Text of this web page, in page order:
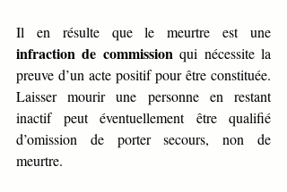
infraction de commission qui nécessite la
preuve d’un acte positif pour être constituée.
Laisser mourir une personne en restant
inactif peut éventuellement être qualifié
d’omission de porter secours, non de
meurtre.